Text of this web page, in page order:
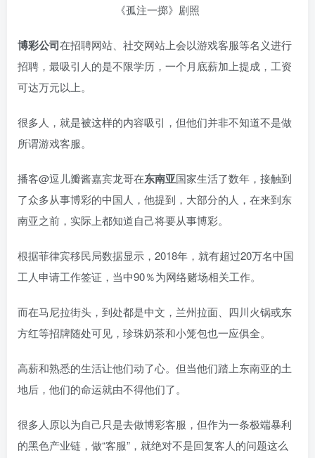
《孤注一掷》剧照
博彩公司在招聘网站、社交网站上会以游戏客服等名义进行
招聘，最吸引人的是不限学历，一个月底薪加上提成，工资
可达万元以上。
很多人，就是被这样的内容吸引，但他们并非不知道不是做
所谓游戏客服。
播客@逗儿瓣酱嘉宾龙哥在东南亚国家生活了数年，接触到
了众多从事博彩的中国人，他提到，大部分的人，在来到东
南亚之前，实际上都知道自己将要从事博彩。
根据菲律宾移民局数据显示，2018年，就有超过20万名中国
工人申请工作签证，当中90％为网络赌场相关工作。
而在马尼拉街头，到处都是中文，兰州拉面、四川火锅或东
方红等招牌随处可见，珍珠奶茶和小笼包也一应俱全。
高薪和熟悉的生活让他们动了心。但当他们踏上东南亚的土
地后，他们的命运就由不得他们了。
很多人原以为自己只是去做博彩客服，但作为一条极端暴利
的黑色产业链，做“客服”，就绝对不是回复客人的问题这么